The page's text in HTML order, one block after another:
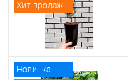
Хит продаж
Новинка